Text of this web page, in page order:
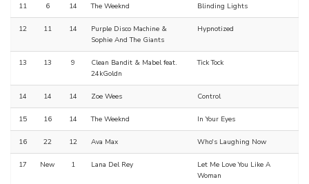
11 6 14 The Weeknd Blinding Lights
12 11 14
Purple Disco Machine &
Sophie And The Giants
Hypnotized
13 13 9
Clean Bandit & Mabel feat.
24kGoldn
Tick Tock
14 14 14 Zoe Wees Control
15 16 14 The Weeknd In Your Eyes
16 22 12 Ava Max Who's Laughing Now
17 New 1 Lana Del Rey
Let Me Love You Like A
Woman